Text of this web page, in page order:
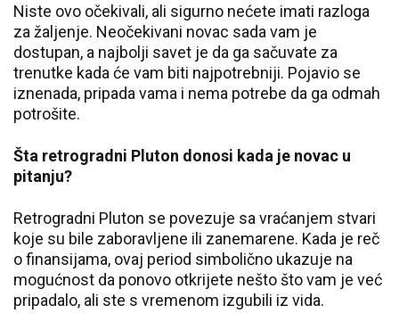
Niste ovo očekivali, ali sigurno nećete imati razloga
za žaljenje. Neočekivani novac sada vam je
dostupan, a najbolji savet je da ga sačuvate za
trenutke kada će vam biti najpotrebniji. Pojavio se
iznenada, pripada vama i nema potrebe da ga odmah
potrošite.
Šta retrogradni Pluton donosi kada je novac u
pitanju?
Retrogradni Pluton se povezuje sa vraćanjem stvari
koje su bile zaboravljene ili zanemarene. Kada je reč
o finansijama, ovaj period simbolično ukazuje na
mogućnost da ponovo otkrijete nešto što vam je već
pripadalo, ali ste s vremenom izgubili iz vida.